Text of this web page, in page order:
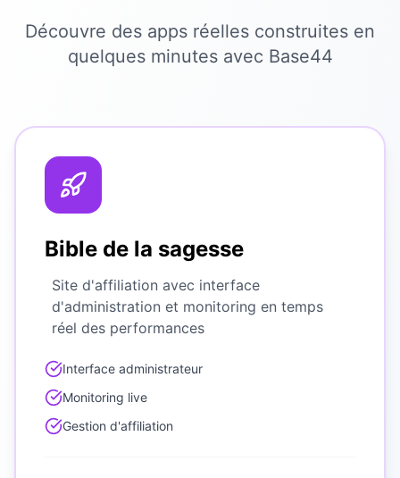
Découvre des apps réelles construites en
quelques minutes avec Base44
Bible de la sagesse
Site d'affiliation avec interface
d'administration et monitoring en temps
réel des performances
Interface administrateur
Monitoring live
Gestion d'affiliation